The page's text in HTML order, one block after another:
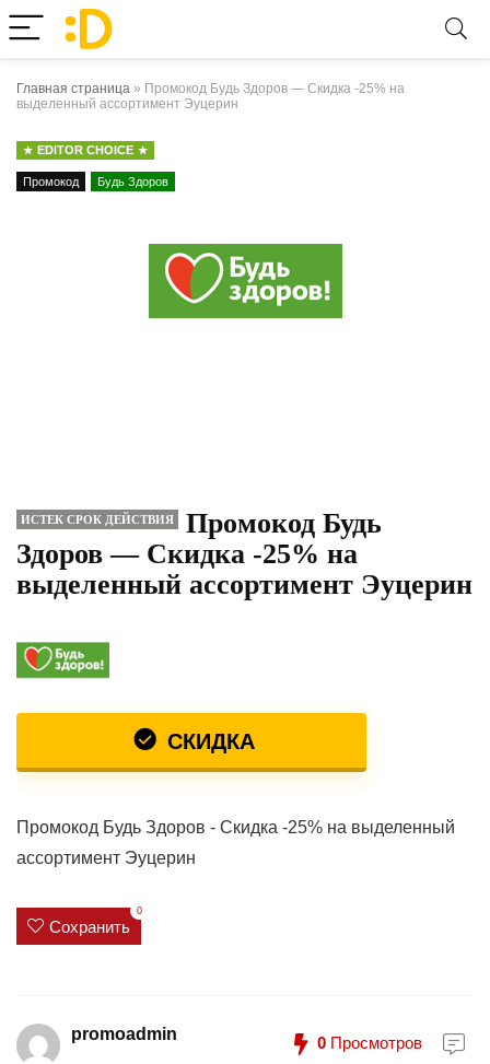
Главная страница » Промокод Будь Здоров — Скидка -25% на
выделенный ассортимент Эуцерин
EDITOR CHOICE
Промокод Будь Здоров
ИСТЕК СРОК ДЕЙСТВИЯ
Промокод Будь
Здоров — Скидка -25% на
выделенный ассортимент Эуцерин
СКИДКА
Промокод Будь Здоров - Скидка -25% на выделенный
ассортимент Эуцерин
Сохранить
0
promoadmin 0 Просмотров